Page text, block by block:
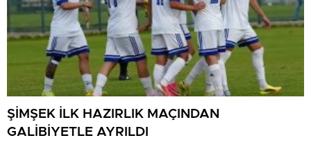
ŞİMŞEK İLK HAZIRLIK MAÇINDAN
GALİBİYETLE AYRILDI